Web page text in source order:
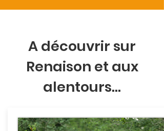
A découvrir sur
Renaison et aux
alentours...